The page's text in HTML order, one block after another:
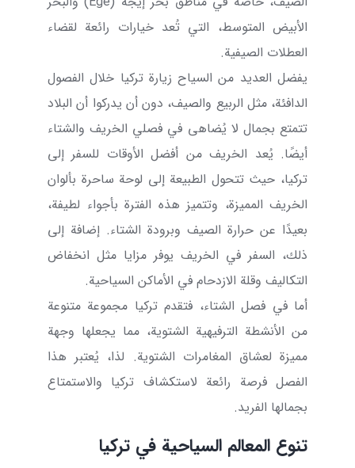
الأبيض المتوسط، التي تُعد خيارات رائعة لقضاء
العطلات الصيفية.
يفضل العديد من السياح زيارة تركيا خلال الفصول
الدافئة، مثل الربيع والصيف، دون أن يدركوا أن البلاد
تتمتع بجمال لا يُضاهى في فصلي الخريف والشتاء
أيضًا. يُعد الخريف من أفضل الأوقات للسفر إلى
تركيا، حيث تتحول الطبيعة إلى لوحة ساحرة بألوان
الخريف المميزة، وتتميز هذه الفترة بأجواء لطيفة،
بعيدًا عن حرارة الصيف وبرودة الشتاء. إضافة إلى
ذلك، السفر في الخريف يوفر مزايا مثل انخفاض
التكاليف وقلة الازدحام في الأماكن السياحية.
أما في فصل الشتاء، فتقدم تركيا مجموعة متنوعة
من الأنشطة الترفيهية الشتوية، مما يجعلها وجهة
مميزة لعشاق المغامرات الشتوية. لذا، يُعتبر هذا
الفصل فرصة رائعة لاستكشاف تركيا والاستمتاع
بجمالها الفريد.
تنوع المعالم السياحية في تركيا